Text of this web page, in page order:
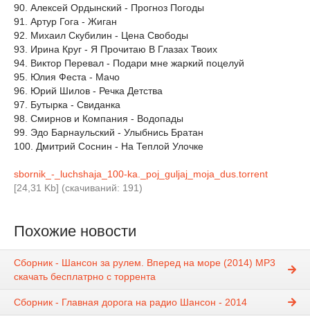
90. Алексей Ордынский - Прогноз Погоды
91. Артур Гога - Жиган
92. Михаил Скубилин - Цена Свободы
93. Ирина Круг - Я Прочитаю В Глазах Твоих
94. Виктор Перевал - Подари мне жаркий поцелуй
95. Юлия Феста - Мачо
96. Юрий Шилов - Речка Детства
97. Бутырка - Свиданка
98. Смирнов и Компания - Водопады
99. Эдо Барнаульский - Улыбнись Братан
100. Дмитрий Соснин - На Теплой Улочке
sbornik_-_luchshaja_100-ka._poj_guljaj_moja_dus.torrent
[24,31 Kb] (cкачиваний: 191)
Похожие новости
Сборник - Шансон за рулем. Вперед на море (2014) MP3
скачать бесплатрно с торрента
Сборник - Главная дорога на радио Шансон - 2014